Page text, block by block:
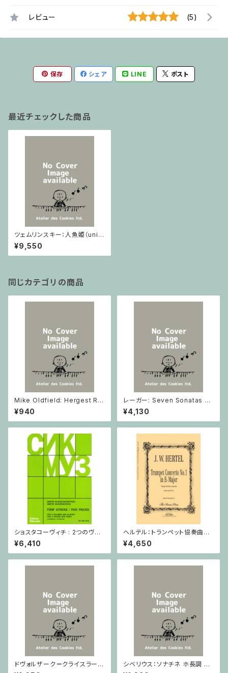
レビュー (5)
保存 シェア LINE ポスト
最近チェックした商品
ツェムリンスキー：人魚姫（univ
ersal) / ミニチュアスコア
¥9,550
同じカテゴリの商品
Mike Oldfield: Hergest Rid
ge / ピアノ
¥940
レーガー: Seven Sonatas o
p. 91 Heft 2 / ヴァイオリン
¥4,130
ショスタコーヴィチ : 2つのヴァ
イオリンとピアノのための 5つの
小品 / ヴァイオリン2とピアノ
¥6,410
ヘルテル：トランペット協奏曲第1
番 変ホ長調/トランペット・ピア
ノ
¥4,650
ドヴォルザーク＝クライスラー：
シベリウス：ソナチネ ホ長調 O